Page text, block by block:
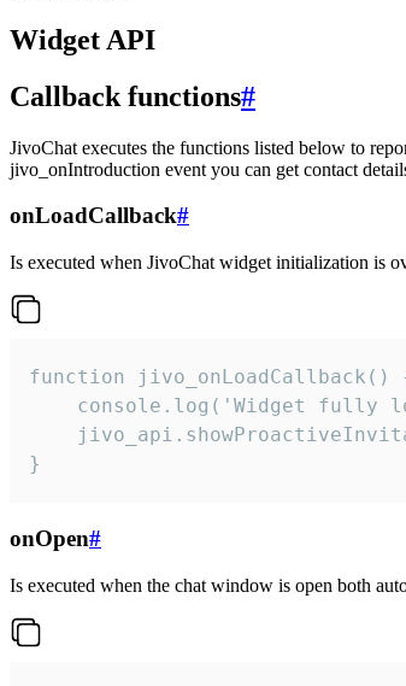
Widget API
Callback functions#
JivoChat executes the functions listed below to
jivo_onIntroduction event you can get contact
onLoadCallback#
Is executed when JivoChat widget initialization is
function jivo_onLoadCallback()
console.log('Widget fully
}
onOpen#
Is executed when the chat window is open both